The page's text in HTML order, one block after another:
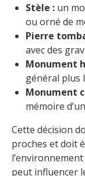
Stèle : un
ou orné de
Pierre
avec des
Monument
général plus
Monument
mémoire
Cette décision
proches et doit
peut influencer